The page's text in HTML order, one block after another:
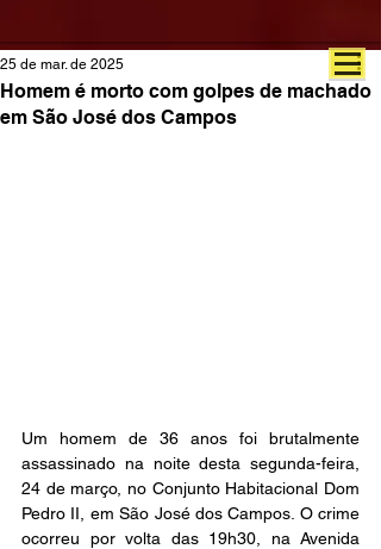
Homem é morto com golpes de machado
em São José dos Campos
25 de mar. de 2025
Um homem de 36 anos foi brutalmente
assassinado na noite desta segunda-feira,
24 de março, no Conjunto Habitacional Dom
Pedro II, em São José dos Campos. O crime
ocorreu por volta das 19h30, na Avenida